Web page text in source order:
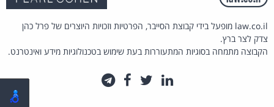
law.co.il מופעל בידי קבוצת הסייבר, הפרטיות וזכויות היוצרים של פרל כהן
צדק לצר ברץ.
הקבוצה מתמחה בסוגיות המתעוררות בעת שימוש בטכנולוגיות מידע ואינטרנט.
לינקדאין
טוויטרפייסבוק